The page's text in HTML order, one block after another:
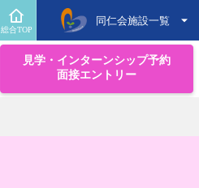
総合TOP
見学・インターンシップ予約
面接エントリー
同仁会施設一覧